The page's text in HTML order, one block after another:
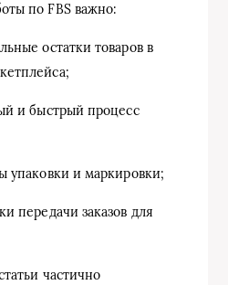
по FBS важно:
остатки товаров в
и быстрый процесс
упаковки и маркировки;
передачи заказов для
частично